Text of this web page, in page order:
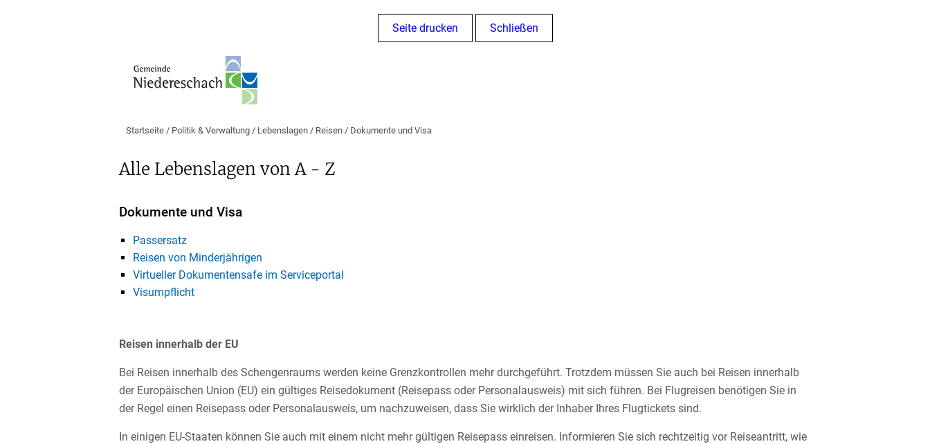
Seite drucken Schließen
Startseite / Politik & Verwaltung / Lebenslagen / Reisen / Dokumente und Visa
Alle Lebenslagen von A - Z
Dokumente und Visa
Passersatz
Reisen von Minderjährigen
Virtueller Dokumentensafe im Serviceportal
Visumpflicht
Reisen innerhalb der EU
Bei Reisen innerhalb des Schengenraums werden keine Grenzkontrollen mehr durchgeführt. Trotzdem müssen Sie auch bei Reisen innerhalb
der Europäischen Union (EU) ein gültiges Reisedokument (Reisepass oder Personalausweis) mit sich führen. Bei Flugreisen benötigen Sie in
der Regel einen Reisepass oder Personalausweis, um nachzuweisen, dass Sie wirklich der Inhaber Ihres Flugtickets sind.
In einigen EU-Staaten können Sie auch mit einem nicht mehr gültigen Reisepass einreisen. Informieren Sie sich rechtzeitig vor Reiseantritt, wie